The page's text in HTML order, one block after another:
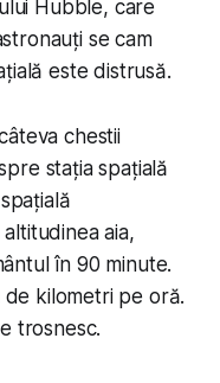
Hubble, care
se cam
este distrusă.
chestii
stația spațială
aia,
în 90 minute.
kilometri pe oră.
trosnesc.